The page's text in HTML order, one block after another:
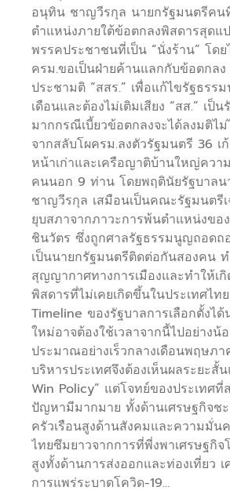
อนุทิน ชาญวีรกุล นายกรัฐมนตรีคน
ตำแหน่งภายใต้ข้อตกลงพิสดารสุดแ
พรรคประชาชนที่เป็น “นั่งร้าน” โด
ครม.ขอเป็นฝ่ายค้านแลกกับข้อตกลง
ประชามติ “สสร.” เพื่อแก้ไขรัฐธรร
เดือนและต้องไม่เติมเสียง “สส.” เป็น
มากกรณีเบี้ยวข้อตกลงจะได้ลงมติไม่
จากสลับโผครม.ลงตัวรัฐมนตรี 36 เ
หน้าเก่าและเครือญาติบ้านใหญ่ควา
คนนอก 9 ท่าน โดยพฤตินัยรัฐบาล
ชาญวีรกุล เสมือนเป็นคณะรัฐมนตรี
ยุบสภาจากภาวะการพ้นตำแหน่งข
ชินวัตร ซึ่งถูกศาลรัฐธรรมนูญถอดถ
เป็นนายกรัฐมนตรีติดต่อกันสองคน ท
สุญญากาศทางการเมืองและทำให้เกิ
พิสดารที่ไม่เคยเกิดขึ้นในประเทศไท
Timeline ของรัฐบาลการเลือกตั้งไ
ใหม่อาจต้องใช้เวลาจากนี้ไปอย่างน้
ประมาณอย่างเร็วกลางเดือนพฤษภ
บริหารประเทศจึงต้องเห็นผลระยะสั้
Win Policy” แต่โจทย์ของประเทศ
ปัญหามีมากมาย ทั้งด้านเศรษฐกิจช
ครัวเรือนสูงด้านสังคมและความมั่น
ไทยซึมยาวจากการที่พี่งพาเศรษฐกิ
สูงทั้งด้านการส่งออกและท่องเที่ยว
การแพร่ระบาดโควิด-19…